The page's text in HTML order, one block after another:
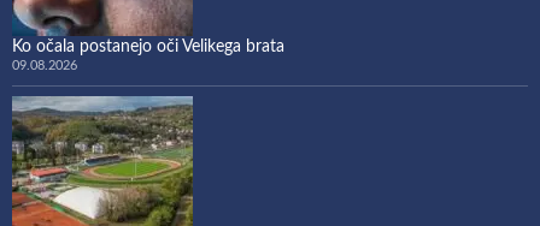
Ko očala postanejo oči Velikega brata
09.08.2026